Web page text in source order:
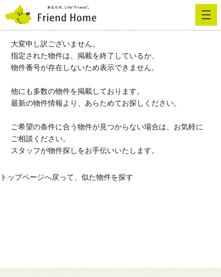
借りたい
貸したい
売りたい
企業情報
大変申し訳ございません。
指定された物件は、掲載を終了しているか、
物件番号が存在しないため表示できません。
他にも多数の物件を掲載しております。
最新の物件情報より、あらためてお探しください。
ご希望の条件に合う物件が見つからない場合は、お気軽に
ご相談ください。
スタッフが物件探しをお手伝いいたします。